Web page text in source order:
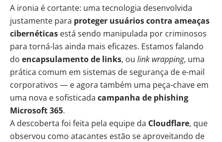
A ironia é cortante: uma tecnologia desenvolvida
justamente para proteger usuários contra ameaças
cibernéticas está sendo manipulada por criminosos
para torná-las ainda mais eficazes. Estamos falando
do encapsulamento de links, ou link wrapping, uma
prática comum em sistemas de segurança de e-mail
corporativos — e agora também uma peça-chave em
uma nova e sofisticada campanha de phishing
Microsoft 365.
A descoberta foi feita pela equipe da Cloudflare, que
observou como atacantes estão se aproveitando de